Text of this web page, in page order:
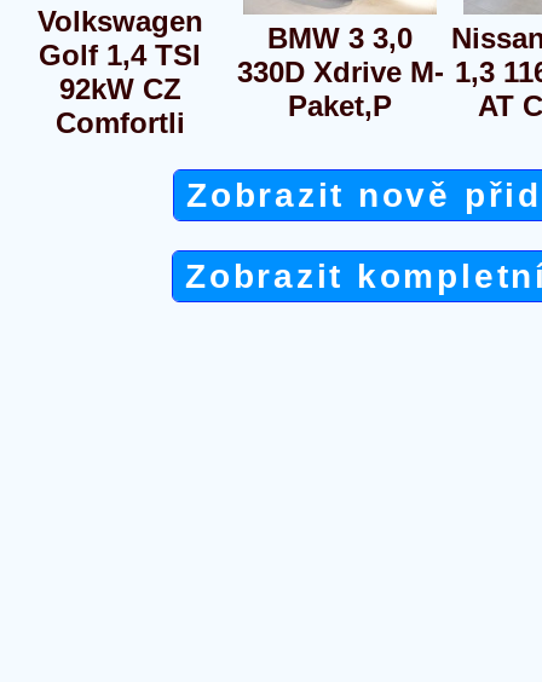
Volkswagen
Golf 1,4 TSI
92kW CZ
Comfortli
BMW 3 3,0
330D Xdrive M-
Paket,P
1,3
AT
Zobrazit nově
Zobrazit